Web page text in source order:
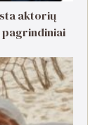
aktorių
pagrindiniai